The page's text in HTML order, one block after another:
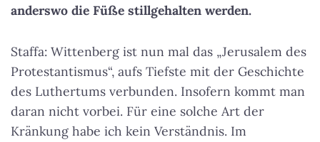
anderswo die Füße stillgehalten werden.
Staffa: Wittenberg ist nun mal das „Jerusalem des
Protestantismus“, aufs Tiefste mit der Geschichte
des Luthertums verbunden. Insofern kommt man
daran nicht vorbei. Für eine solche Art der
Kränkung habe ich kein Verständnis. Im